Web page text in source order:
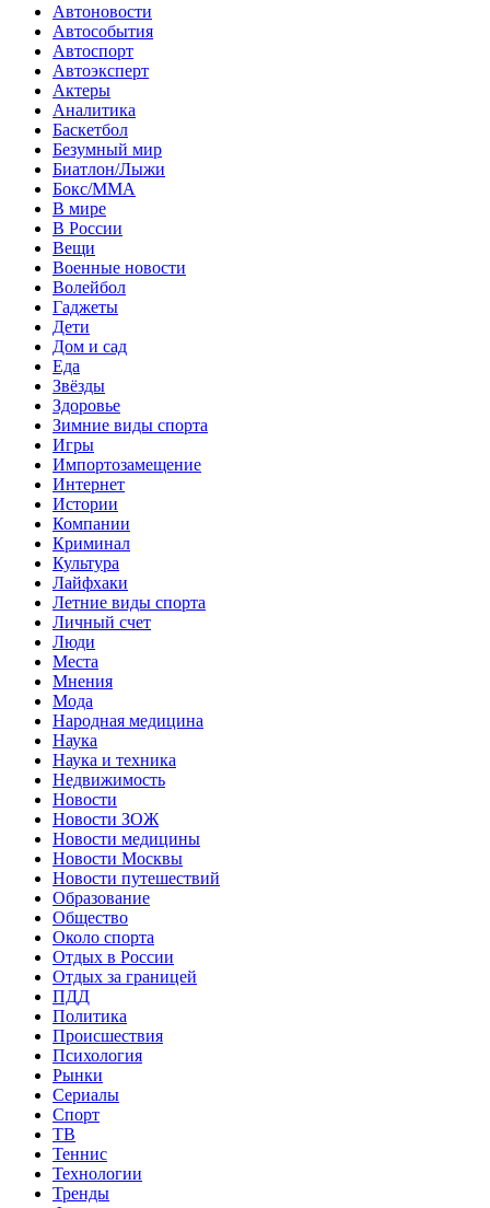
Автоновости
Автособытия
Автоспорт
Автоэксперт
Актеры
Аналитика
Баскетбол
Безумный мир
Биатлон/Лыжи
Бокс/MMA
В мире
В России
Вещи
Военные новости
Волейбол
Гаджеты
Дети
Дом и сад
Еда
Звёзды
Здоровье
Зимние виды спорта
Игры
Импортозамещение
Интернет
Истории
Компании
Криминал
Культура
Лайфхаки
Летние виды спорта
Личный счет
Люди
Места
Мнения
Мода
Народная медицина
Наука
Наука и техника
Недвижимость
Новости
Новости ЗОЖ
Новости медицины
Новости Москвы
Новости путешествий
Образование
Общество
Около спорта
Отдых в России
Отдых за границей
ПДД
Политика
Происшествия
Психология
Рынки
Сериалы
Спорт
ТВ
Теннис
Технологии
Тренды